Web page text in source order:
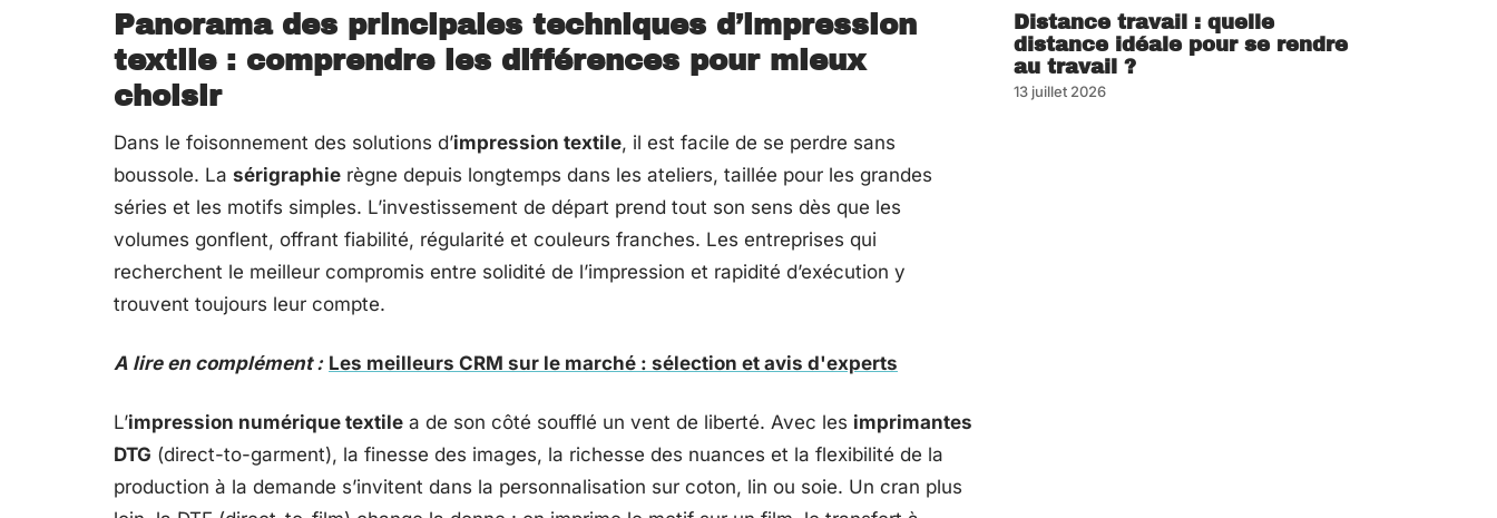
Panorama des principales techniques d’impression
textile : comprendre les différences pour mieux
choisir
Dans le foisonnement des solutions d’impression textile, il est facile de se perdre sans
boussole. La sérigraphie règne depuis longtemps dans les ateliers, taillée pour les grandes
séries et les motifs simples. L’investissement de départ prend tout son sens dès que les
volumes gonflent, offrant fiabilité, régularité et couleurs franches. Les entreprises qui
recherchent le meilleur compromis entre solidité de l’impression et rapidité d’exécution y
trouvent toujours leur compte.
A lire en complément : Les meilleurs CRM sur le marché : sélection et avis d'experts
L’impression numérique textile a de son côté soufflé un vent de liberté. Avec les imprimantes
DTG (direct-to-garment), la finesse des images, la richesse des nuances et la flexibilité de la
production à la demande s’invitent dans la personnalisation sur coton, lin ou soie. Un cran plus
Distance travail : quelle
distance idéale pour se rendre
au travail ?
13 juillet 2026